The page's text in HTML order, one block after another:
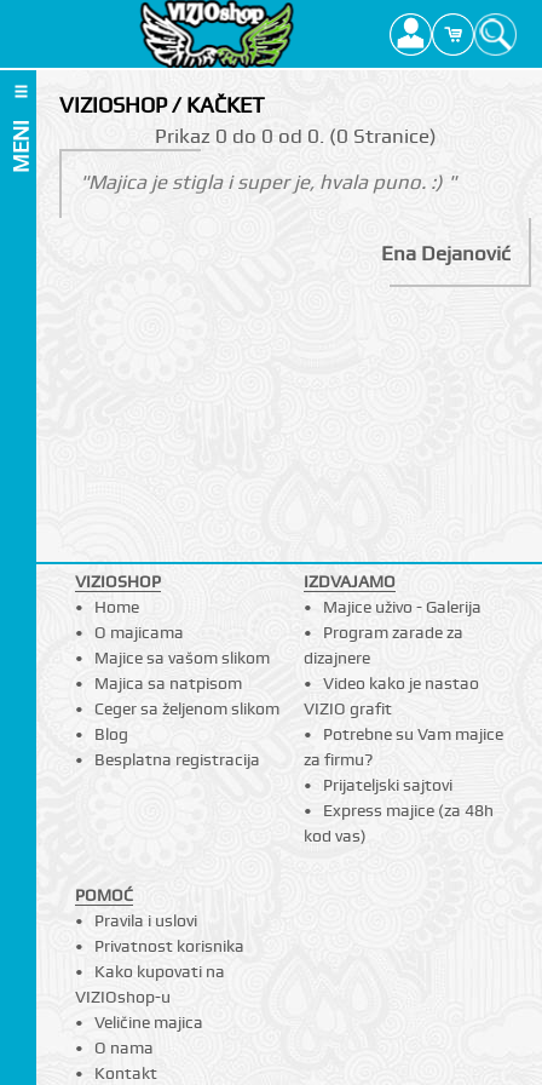
MENI
VIZIOSHOP / KAČKET
Prikаz 0 do 0 оd 0. (0 Strаnicе)
"Majica je stigla i super je, hvala puno. :) "
Ena Dejanović
VIZIOSHOP
Home
O majicama
Majice sa vašom slikom
Majica sa natpisom
Ceger sa željenom slikom
Blog
Besplatna registracija
IZDVAJAMO
Majice uživo - Galerija
Program zarade za
dizajnere
Video kako je nastao
VIZIO grafit
Potrebne su Vam majice
za firmu?
Prijateljski sajtovi
Express majice (za 48h
kod vas)
POMOĆ
Pravila i uslovi
Privatnost korisnika
Kako kupovati na
VIZIOshop-u
Veličine majica
O nama
Kontakt